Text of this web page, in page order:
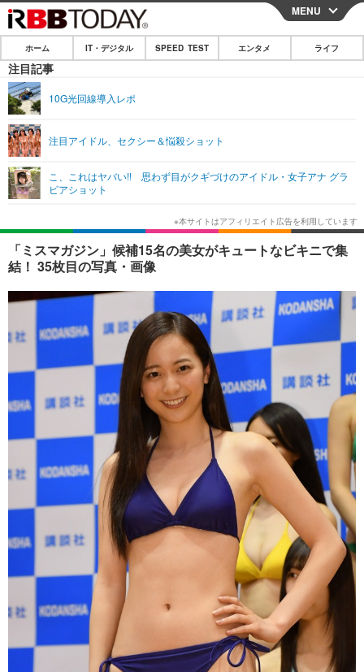
CLOSE
ホーム
IT・デジタル
ショッピング その他
SPEED TEST
エンタメ
エンタメTOP
韓国・芸能
音楽 スポーツ
ショッピング その他
ライフ
ライフTOP グルメ
ペット ショッピング
その他
リリース一覧
プッシュ通知の停止方法
MENU
ホーム IT・デジタル SPEED TEST エンタメ ライフ
注目記事
10G光回線導入レポ
注目アイドル、セクシー＆悩殺ショット
こ、これはヤバい!! 思わず目がクギづけのアイドル・女子アナ グラ
ビアショット
「ミスマガジン」候補15名の美女がキュートなビキニで集
結！ 35枚目の写真・画像